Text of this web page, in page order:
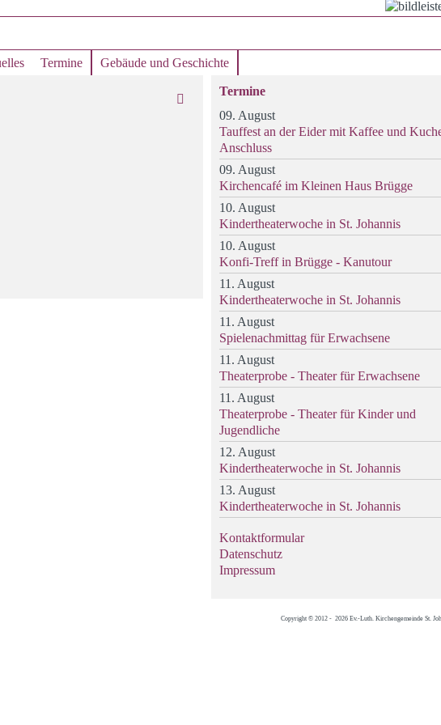
Termine Gebäude und Geschichte
Termine
09. August
Tauffest an der Eider mit Kaffee und
Anschluss
09. August
Kirchencafé im Kleinen Haus Brügge
10. August
Kindertheaterwoche in St. Johannis
10. August
Konfi-Treff in Brügge - Kanutour
11. August
Kindertheaterwoche in St. Johannis
11. August
Spielenachmittag für Erwachsene
11. August
Theaterprobe - Theater für Erwachsene
11. August
Theaterprobe - Theater für Kinder und
Jugendliche
12. August
Kindertheaterwoche in St. Johannis
13. August
Kindertheaterwoche in St. Johannis
Kontaktformular
Datenschutz
Impressum
Copyright © 2012 - 2026 Ev.-Luth. Kirchengemeinde St.